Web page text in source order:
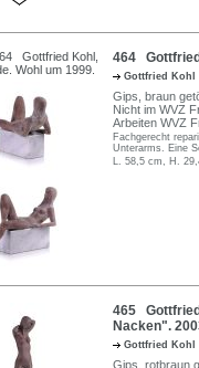
464 Gottfried
Gottfried Kohl
Gips, braun
Nicht im WVZ
Arbeiten WVZ
Fachgerecht
Unterarms. Eine
L. 58,5 cm, H.
465
Nacken".
Gottfried Kohl
Gips, rotbraun